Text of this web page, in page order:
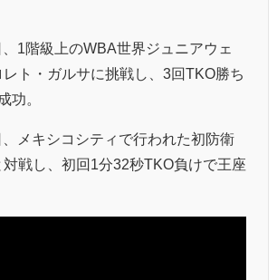
1階級上のWBA世界ジュニアウェ
レト・ガルサに挑戦し、3回TKO勝ち
功。
メキシコシティで行われた初防衛
戦し、初回1分32秒TKO負けで王座